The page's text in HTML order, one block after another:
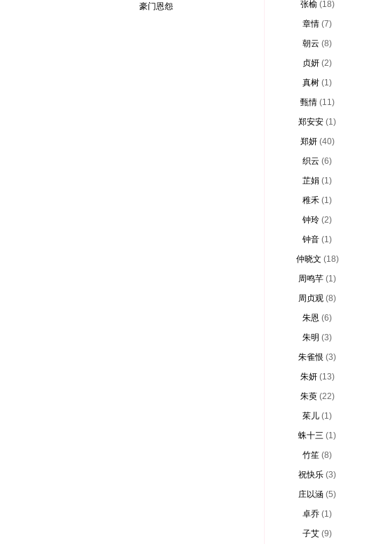
豪门恩怨
张榆 (18)
章情 (7)
朝云 (8)
贞妍 (2)
真树 (1)
甄情 (11)
郑安安 (1)
郑妍 (40)
织云 (6)
芷娟 (1)
稚禾 (1)
钟玲 (2)
钟音 (1)
仲晓文 (18)
周鸣芊 (1)
周贞观 (8)
朱恩 (6)
朱明 (3)
朱雀恨 (3)
朱妍 (13)
朱萸 (22)
茱儿 (1)
蛛十三 (1)
竹笙 (8)
祝快乐 (3)
庄以涵 (5)
卓乔 (1)
子艾 (9)